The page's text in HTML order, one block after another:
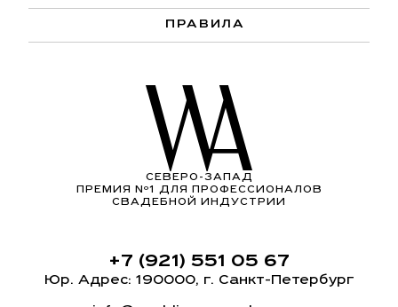
ПРАВИЛА
СЕВЕРО-ЗАПАД
ПРЕМИЯ Nº1 ДЛЯ ПРОФЕССИОНАЛОВ
СВАДЕБНОЙ ИНДУСТРИИ
+7 (921) 551 05 67
Юр. Адрес: 190000, г. Санкт-Петербург